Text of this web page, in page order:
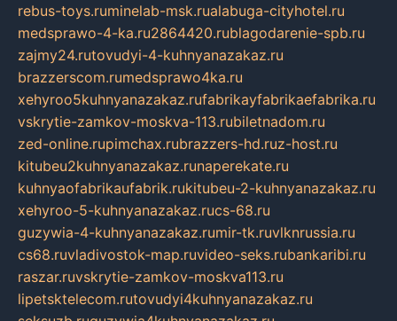
rebus-toys.ruminelab-msk.rualabuga-cityhotel.ru
medsprawo-4-ka.ru2864420.rublagodarenie-spb.ru
zajmy24.rutovudyi-4-kuhnyanazakaz.ru
brazzerscom.rumedsprawo4ka.ru
xehyroo5kuhnyanazakaz.rufabrikayfabrikaefabrika.ru
vskrytie-zamkov-moskva-113.rubiletnadom.ru
zed-online.rupimchax.rubrazzers-hd.ruz-host.ru
kitubeu2kuhnyanazakaz.runaperekate.ru
kuhnyaofabrikaufabrik.rukitubeu-2-kuhnyanazakaz.ru
xehyroo-5-kuhnyanazakaz.rucs-68.ru
guzywia-4-kuhnyanazakaz.rumir-tk.ruvlknrussia.ru
cs68.ruvladivostok-map.ruvideo-seks.rubankaribi.ru
raszar.ruvskrytie-zamkov-moskva113.ru
lipetsktelecom.rutovudyi4kuhnyanazakaz.ru